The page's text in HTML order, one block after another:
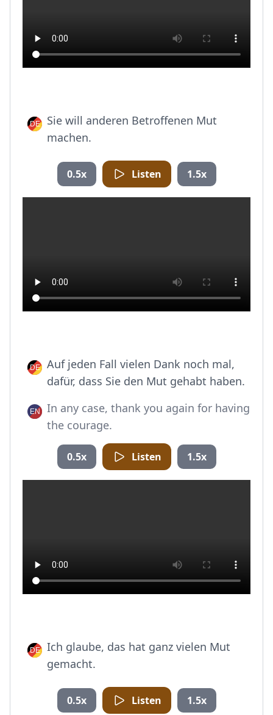
Sie will anderen Betroffenen Mut
machen.
0.5x Listen 1.5x
Auf jeden Fall vielen Dank noch mal,
dafür, dass Sie den Mut gehabt haben.
In any case, thank you again for having
the courage.
0.5x Listen 1.5x
Ich glaube, das hat ganz vielen Mut
gemacht.
0.5x Listen 1.5x